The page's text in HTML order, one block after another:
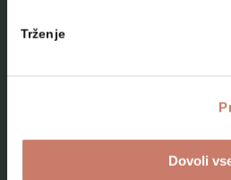
Trženje
Dovoli
Kam na izlet
Programi za skupine